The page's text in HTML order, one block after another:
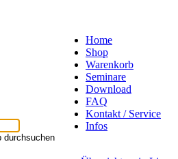
Home
Shop
Warenkorb
Seminare
Download
FAQ
Kontakt / Service
Infos